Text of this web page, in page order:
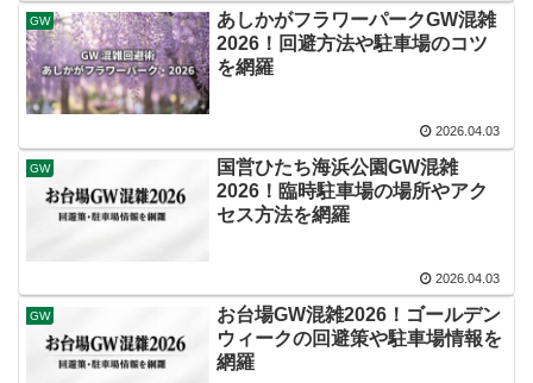
GW
あしかがフラワーパークGW混雑
2026！回避方法や駐車場のコツ
を網羅
2026.04.03
GW
国営ひたち海浜公園GW混雑
2026！臨時駐車場の場所やアク
セス方法を網羅
2026.04.03
GW
お台場GW混雑2026！ゴールデン
ウィークの回避策や駐車場情報を
網羅